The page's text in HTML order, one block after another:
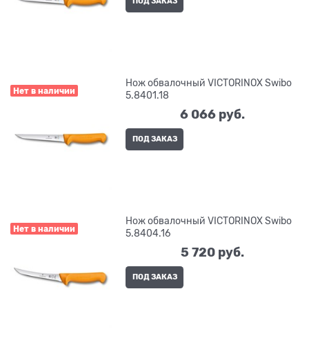
Нет в наличии
Нож обвалочный VICTORINOX Swibo
5.8401.18
6 066 руб.
ПОД ЗАКАЗ
Нет в наличии
Нож обвалочный VICTORINOX Swibo
5.8404.16
5 720 руб.
ПОД ЗАКАЗ